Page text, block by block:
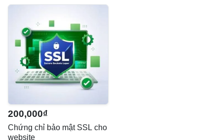
Maintain
200,000₫
Chứng chỉ bảo mật SSL cho
website